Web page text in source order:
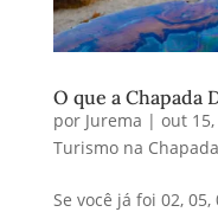
O que a Chapada
por Jurema | out
Turismo na Chapada
Se você já foi 02,